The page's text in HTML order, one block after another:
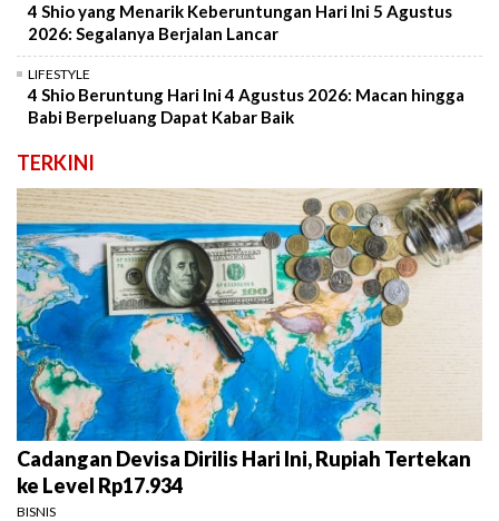
4 Shio yang Menarik Keberuntungan Hari Ini 5 Agustus
2026: Segalanya Berjalan Lancar
LIFESTYLE
4 Shio Beruntung Hari Ini 4 Agustus 2026: Macan hingga
Babi Berpeluang Dapat Kabar Baik
TERKINI
Cadangan Devisa Dirilis Hari Ini, Rupiah Tertekan
ke Level Rp17.934
BISNIS